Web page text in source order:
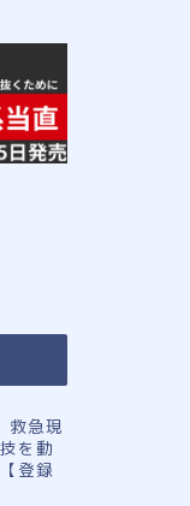
救急現
を動
登録